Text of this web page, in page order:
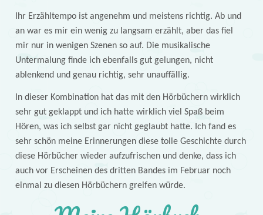
Ihr Erzähltempo ist angenehm und meistens richtig. Ab und
an war es mir ein wenig zu langsam erzählt, aber das fiel
mir nur in wenigen Szenen so auf. Die musikalische
Untermalung finde ich ebenfalls gut gelungen, nicht
ablenkend und genau richtig, sehr unauffällig.
In dieser Kombination hat das mit den Hörbüchern wirklich
sehr gut geklappt und ich hatte wirklich viel Spaß beim
Hören, was ich selbst gar nicht geglaubt hatte. Ich fand es
sehr schön meine Erinnerungen diese tolle Geschichte durch
diese Hörbücher wieder aufzufrischen und denke, dass ich
auch vor Erscheinen des dritten Bandes im Februar noch
einmal zu diesen Hörbüchern greifen würde.